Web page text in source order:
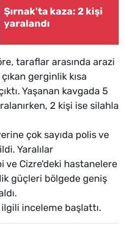
Şırnak'ta kaza: 2 kişi
yaralandı
taraflar arasında arazi
gerginlik kısa
Yaşanan kavgada 5
2 kişi ise silahla
çok sayıda polis ve
Yaralılar
ve Cizre'deki hastanelere
güçleri bölgede geniş
inceleme başlattı.